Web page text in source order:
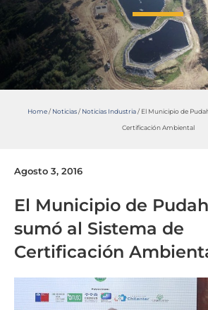
Home/ Noticias/ Noticias Industria/ El Municipio de
Certificación Ambiental
Agosto 3, 2016
El Municipio de
sumó al Sistema de
Certificación